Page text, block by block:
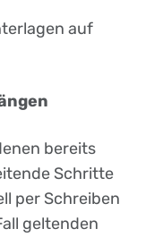
auf
bereits
Schritte
per Schreiben
geltenden